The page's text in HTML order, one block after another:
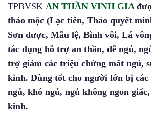
TPBVSK AN THẦN VINH GIA
thảo mộc (Lạc tiên, Thảo quyết
Sơn dược, Mẫu lệ, Bình vôi, Lá
tác dụng hỗ trợ an thần, dễ ngủ,
trợ giảm các triệu chứng mất ngủ,
kinh. Dùng tốt cho người lớn bị các
ngủ, khó ngủ, ngủ không ngon
kinh.